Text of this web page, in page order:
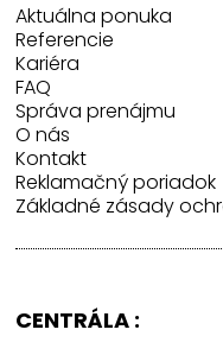
Aktuálna ponuka
Referencie
Kariéra
FAQ
Správa prenájmu
O nás
Kontakt
Reklamačný poriadok
Základné zásady
CENTRÁLA :